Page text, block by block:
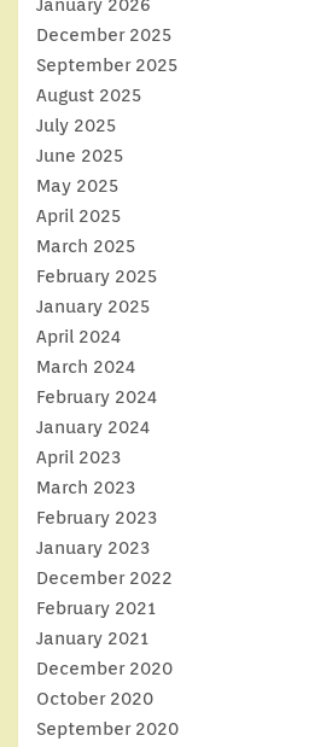
January 2026
December 2025
September 2025
August 2025
July 2025
June 2025
May 2025
April 2025
March 2025
February 2025
January 2025
April 2024
March 2024
February 2024
January 2024
April 2023
March 2023
February 2023
January 2023
December 2022
February 2021
January 2021
December 2020
October 2020
September 2020